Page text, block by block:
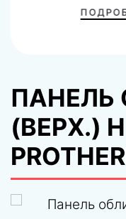
ПАНЕЛЬ
(ВЕРХ.)